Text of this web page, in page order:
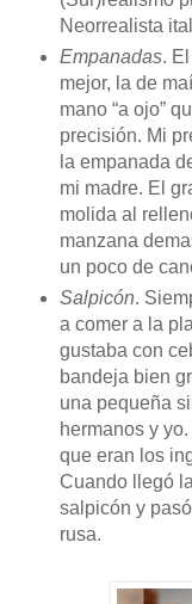
Neorrealista
Empanadas.
mejor, la de
mano “a ojo”
precisión. Mi
la empanada
mi madre. El
molida al
manzana
un poco de
Salpicón.
a comer a la
gustaba con
bandeja bien
una pequeña
hermanos y
que eran los
Cuando llegó
salpicón y
rusa.